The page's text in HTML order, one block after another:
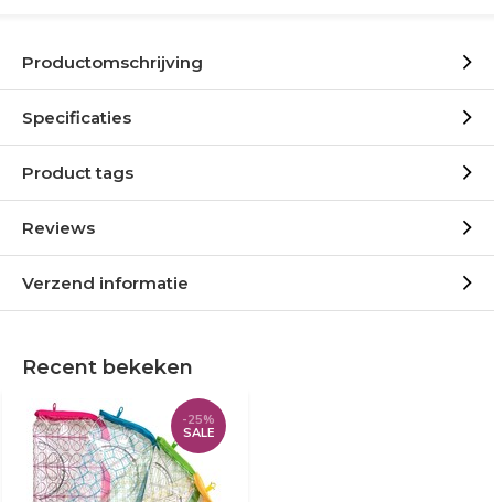
Productomschrijving
Specificaties
Product tags
Reviews
Verzend informatie
Recent bekeken
-25%
SALE